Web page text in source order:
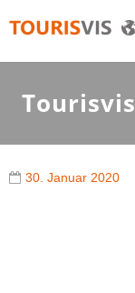
3D
30. Januar 2020